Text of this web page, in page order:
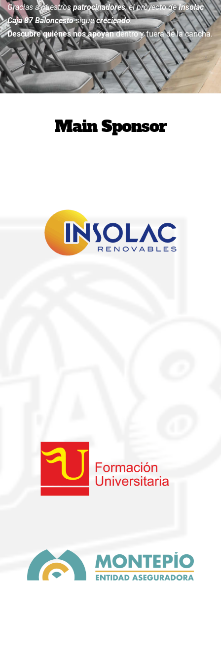
Gracias a nuestrospatrocinadores, el proyecto deInsolac
Caja 87 Baloncestosiguecreciendo.
Descubre quiénes nos apoyandentro y fuera de la cancha.
Main Sponsor